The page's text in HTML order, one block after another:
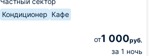
Кондиционер Кафе
от1 000руб.
за 1 ночь